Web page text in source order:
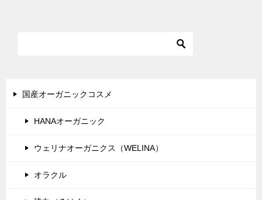
シ
国産オーガニックコスメ
HANAオーガニック
ウェリナオーガニクス（WELINA）
オラクル